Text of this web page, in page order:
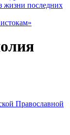
жизни последних
Православной